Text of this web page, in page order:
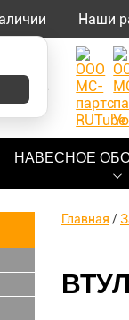
Наши
73-92
НАВЕСНОЕ
Главная /